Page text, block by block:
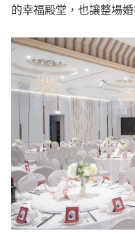
的幸福殿堂，也讓整場